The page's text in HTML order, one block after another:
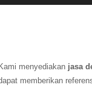
Kami menyediakanjasa
memberikan